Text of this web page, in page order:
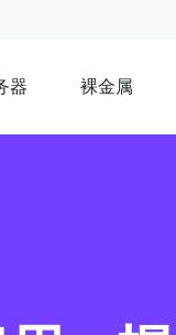
器 裸金属